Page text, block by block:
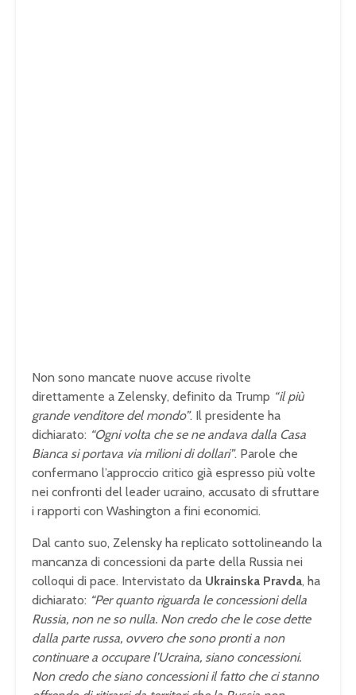
Non sono mancate nuove accuse rivolte
direttamente a Zelensky, definito da Trump “il più
grande venditore del mondo”. Il presidente ha
dichiarato: “Ogni volta che se ne andava dalla Casa
Bianca si portava via milioni di dollari”. Parole che
confermano l’approccio critico già espresso più volte
nei confronti del leader ucraino, accusato di sfruttare
i rapporti con Washington a fini economici.
Dal canto suo, Zelensky ha replicato sottolineando la
mancanza di concessioni da parte della Russia nei
colloqui di pace. Intervistato da Ukrainska Pravda, ha
dichiarato: “Per quanto riguarda le concessioni della
Russia, non ne so nulla. Non credo che le cose dette
dalla parte russa, ovvero che sono pronti a non
continuare a occupare l’Ucraina, siano concessioni.
Non credo che siano concessioni il fatto che ci stanno